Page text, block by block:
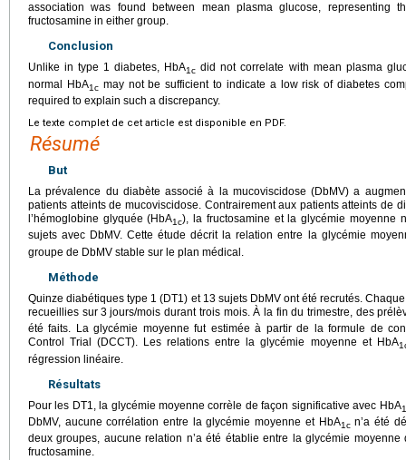
association was found between mean plasma glucose, representing
fructosamine in either group.
Conclusion
Unlike in type 1 diabetes, HbA1c did not correlate with mean plasma
normal HbA1cmay not be sufficient to indicate a low risk of diabetes
required to explain such a discrepancy.
Le texte complet de cet article est disponible en PDF.
Résumé
But
La prévalence du diabète associé à la mucoviscidose (DbMV) a
patients atteints de mucoviscidose. Contrairement aux patients atteints de
l’hémoglobine glyquée (HbA1c), la fructosamine et la glycémie moyenne
sujets avec DbMV. Cette étude décrit la relation entre la glycémie
groupe de DbMV stable sur le plan médical.
Méthode
Quinze diabétiques type 1 (DT1) et 13 sujets DbMV ont été recrutés.
recueillies sur 3 jours/mois durant trois mois. À la fin du trimestre, des
été faits. La glycémie moyenne fut estimée à partir de la formule de
Control Trial (DCCT). Les relations entre la glycémie moyenne et HbA
régression linéaire.
Résultats
Pour les DT1, la glycémie moyenne corrèle de façon significative avec HbA
DbMV, aucune corrélation entre la glycémie moyenne et HbA1cn’a été
deux groupes, aucune relation n’a été établie entre la glycémie
fructosamine.